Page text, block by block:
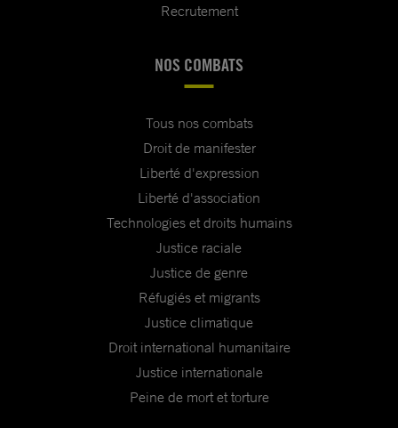
Recrutement
NOS COMBATS
Tous nos combats
Droit de manifester
Liberté d'expression
Liberté d'association
Technologies et droits humains
Justice raciale
Justice de genre
Réfugiés et migrants
Justice climatique
Droit international humanitaire
Justice internationale
Peine de mort et torture